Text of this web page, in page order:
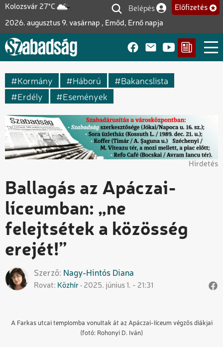
Ugrás
tartalomra
Kolozsvár 27°C
2026. augusztus 9. vasárnap , Emőd, Ernő napja
Felhasználói fiók
Belépés Előfizetés
Kormány Háború
Bakancslista
Erdély
Események
Hirdetés
Ballagás az Apáczai-
líceumban: „ne
felejtsétek a közösség
erejét!”
Szerző Nagy-Hintós Diana
Rovat Közhír 2025. június 1. - 21:31
A Farkas utcai templomba vonultak át az Apáczai-líceum végzős diákjai
(fotó: Rohonyi D. Iván)